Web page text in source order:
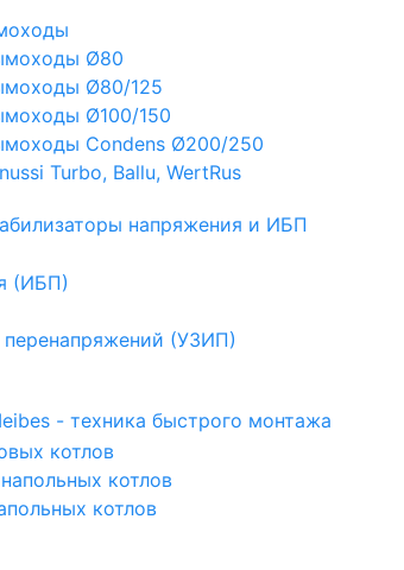
Ø80
Ø80/125
Ø100/150
Condens Ø200/250
Turbo, Ballu, WertRus
напряжения и ИБП
(ИБП)
(УЗИП)
- техника быстрого монтажа
котлов
котлов
котлов